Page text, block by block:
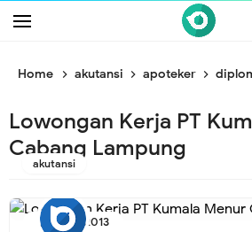
/* ganti br end */
Home akutansi apoteker
Lowongan Kerja PT
Cabang Lampung
akutansi
11/10/2013